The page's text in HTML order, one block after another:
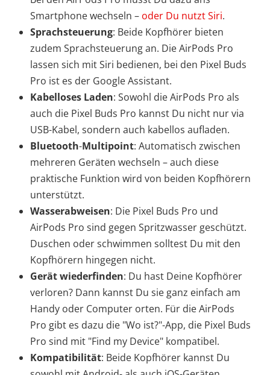
Smartphone wechseln – oder Du nutzt Siri.
Sprachsteuerung: Beide Kopfhörer bieten
zudem Sprachsteuerung an. Die AirPods Pro
lassen sich mit Siri bedienen, bei den Pixel Buds
Pro ist es der Google Assistant.
Kabelloses Laden: Sowohl die AirPods Pro als
auch die Pixel Buds Pro kannst Du nicht nur via
USB-Kabel, sondern auch kabellos aufladen.
Bluetooth-Multipoint: Automatisch zwischen
mehreren Geräten wechseln – auch diese
praktische Funktion wird von beiden Kopfhörern
unterstützt.
Wasserabweisen: Die Pixel Buds Pro und
AirPods Pro sind gegen Spritzwasser geschützt.
Duschen oder schwimmen solltest Du mit den
Kopfhörern hingegen nicht.
Gerät wiederfinden: Du hast Deine Kopfhörer
verloren? Dann kannst Du sie ganz einfach am
Handy oder Computer orten. Für die AirPods
Pro gibt es dazu die "Wo ist?"-App, die Pixel Buds
Pro sind mit "Find my Device" kompatibel.
Kompatibilität: Beide Kopfhörer kannst Du